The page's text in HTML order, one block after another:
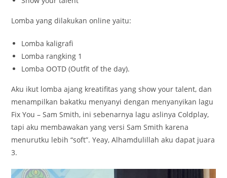
Lomba yang dilakukan online yaitu:
Lomba kaligrafi
Lomba rangking 1
Lomba OOTD (Outfit of the day).
Aku ikut lomba ajang kreatifitas yang show your talent, dan
menampilkan bakatku menyanyi dengan menyanyikan lagu
Fix You – Sam Smith, ini sebenarnya lagu aslinya Coldplay,
tapi aku membawakan yang versi Sam Smith karena
menurutku lebih “soft”. Yeay, Alhamdulillah aku dapat juara
3.